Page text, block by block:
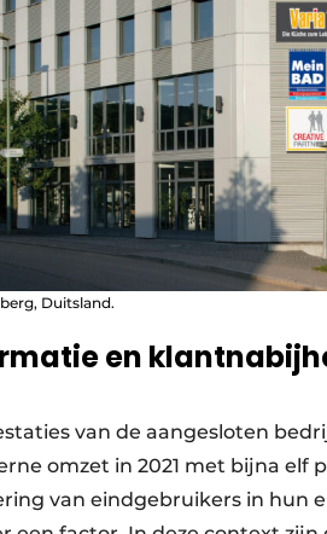
Duitsland.
en
van de aange­sloten
omzet in 2021 met bijna elf
van eindgebruikers in hun